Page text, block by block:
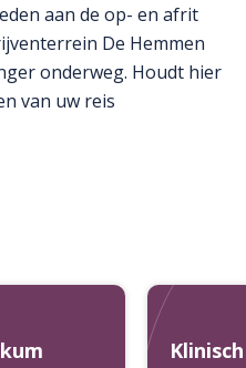
aan de op- en afrit
De Hemmen
onderweg. Houdt hier
van uw reis